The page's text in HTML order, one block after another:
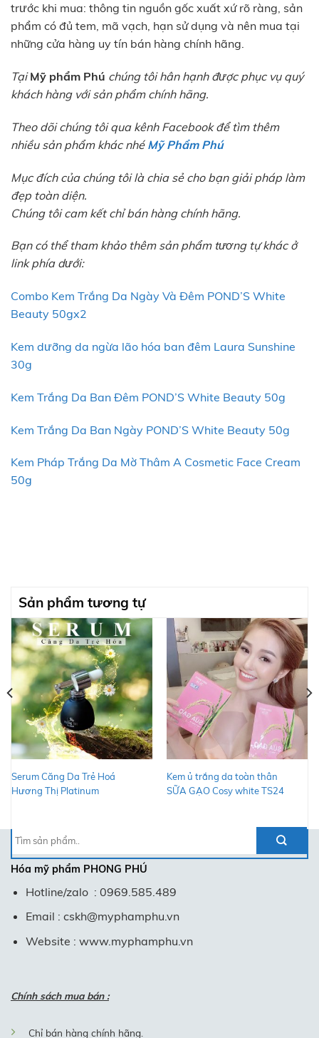
trước khi mua: thông tin nguồn gốc xuất xứ rõ ràng, sản
phẩm có đủ tem, mã vạch, hạn sử dụng và nên mua tại
những cửa hàng uy tín bán hàng chính hãng.
TạiMỹ phẩm Phú chúng tôi hân hạnh được phục vụ quý
khách hàng với sản phẩm chính hãng.
Theo dõi chúng tôi qua kênh Facebook để tìm thêm
nhiều sản phẩm khác nhé Mỹ Phẩm Phú
Mục đích của chúng tôi là chia sẻ cho bạn giải pháp làm
đẹp toàn diện.
Chúng tôi cam kết chỉ bán hàng chính hãng.
Bạn có thể tham khảo thêm sản phẩm tương tự khác ở
link phía dưới:
Combo Kem Trắng Da Ngày Và Đêm POND’S White
Beauty 50gx2
Kem dưỡng da ngừa lão hóa ban đêm Laura Sunshine
30g
Kem Trắng Da Ban Đêm POND’S White Beauty 50g
Kem Trắng Da Ban Ngày POND’S White Beauty 50g
Kem Pháp Trắng Da Mờ Thâm A Cosmetic Face Cream
50g
Sản phẩm tương tự
Serum Căng Da Trẻ Hoá
Hương Thị Platinum
Kem ủ trắng da toàn thân
SỮA GẠO Cosy white TS24
Tìm
kiếm:
Hóa mỹ phẩm PHONG PHÚ
Hotline/zalo : 0969.585.489
Email : cskh@myphamphu.vn
Website : www.myphamphu.vn
Chính sách mua bán :
Chỉ bán hàng chính hãng.